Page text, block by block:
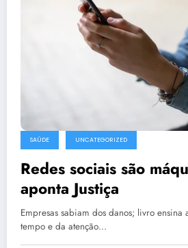
SAÚDE UNCATEGORIZED
Redes sociais são
aponta Justiça
Empresas sabiam dos danos; livro
tempo e da atenção…